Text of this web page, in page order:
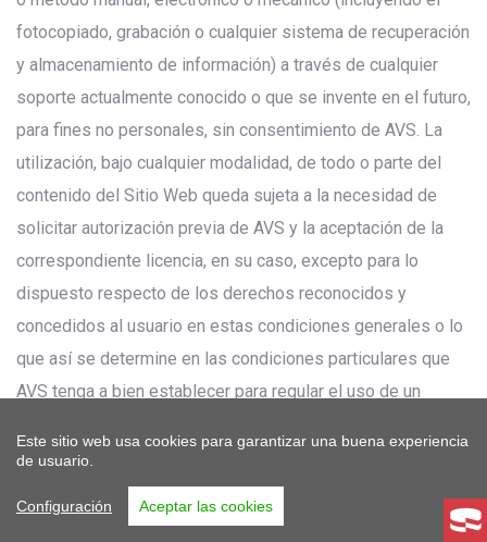
Este sitio web usa cookies para garantizar una buena experiencia
de usuario.
Configuración Aceptar las cookies
fotocopiado, grabación o cualquier sistema de recuperación
y almacenamiento de información) a través de cualquier
soporte actualmente conocido o que se invente en el futuro,
para fines no personales, sin consentimiento de AVS. La
utilización, bajo cualquier modalidad, de todo o parte del
contenido del Sitio Web queda sujeta a la necesidad de
solicitar autorización previa de AVS y la aceptación de la
correspondiente licencia, en su caso, excepto para lo
dispuesto respecto de los derechos reconocidos y
concedidos al usuario en estas condiciones generales o lo
que así se determine en las condiciones particulares que
AVS tenga a bien establecer para regular el uso de un
Sitio Web.
Bajo ningún concepto, el usuario podrá realizar un uso o
utilización de los servicios y contenidos existentes en la